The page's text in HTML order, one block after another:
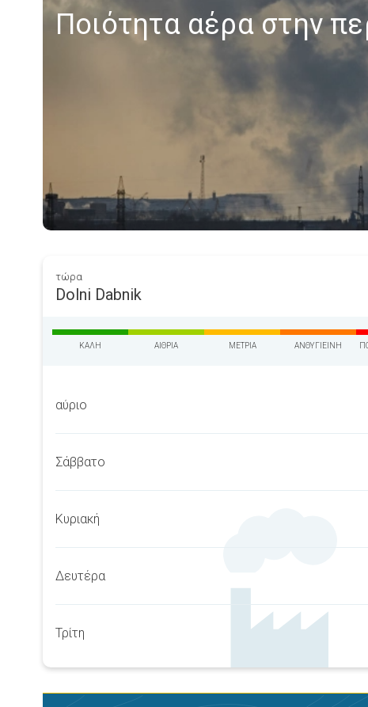
Ποιότητα αέρα στην
τώρα
Dolni Dabnik
ΚΑΛΉ ΑΊΘΡΙΑ ΜΈΤΡΙΑ ΑΝΘΥΓΙΕΙΝΉ
αύριο
Σάββατο
Κυριακή
Δευτέρα
Τρίτη